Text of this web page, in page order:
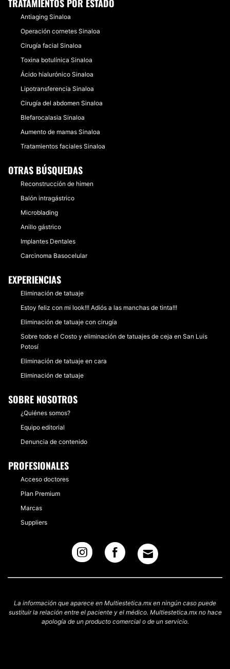
TRATAMIENTOS POR ESTADO
Antiaging Sinaloa
Operación cornetes Sinaloa
Cirugía facial Sinaloa
Toxina botulínica Sinaloa
Ácido hialurónico Sinaloa
Lipotransferencia Sinaloa
Cirugía del abdomen Sinaloa
Blefarocalasia Sinaloa
Aumento de mamas Sinaloa
Tratamientos faciales Sinaloa
OTRAS BÚSQUEDAS
Reconstrucción de himen
Balón intragástrico
Microblading
Anillo gástrico
Implantes Dentales
Carcinoma Basocelular
EXPERIENCIAS
Eliminación de tatuaje
Estoy feliz con mi look!!! Adiós a las manchas de tinta!!!
Eliminación de tatuaje con cirugía
Sobre todo el Costo y eliminación de tatuajes de ceja en San Luis
Potosí
Eliminación de tatuaje en cara
Eliminación de tatuaje
SOBRE NOSOTROS
¿Quiénes somos?
Equipo editorial
Denuncia de contenido
PROFESIONALES
Acceso doctores
Plan Premium
Marcas
Suppliers
La información que aparece en Multiestetica.mx en ningún caso puede
sustituir la relación entre el paciente y el médico. Multiestetica.mx no hace
apología de un producto comercial o de un servicio.